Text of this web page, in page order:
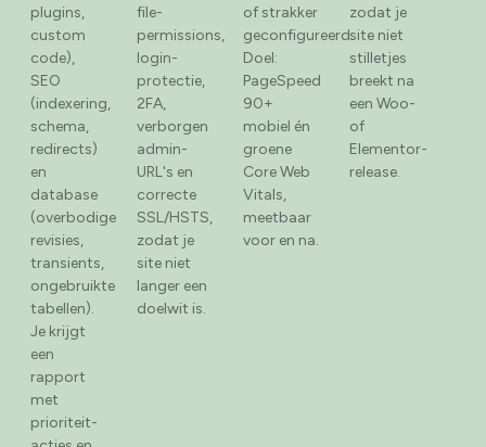
plugins,
custom
code),
SEO
(indexering,
schema,
redirects)
en
database
(overbodige
revisies,
transients,
ongebruikte
tabellen).
Je krijgt
een
rapport
met
prioriteit-
file-
permissions,
login-
protectie,
2FA,
verborgen
admin-
URL's en
correcte
SSL/HSTS,
zodat je
site niet
langer een
doelwit is.
of strakker
geconfigureerd.
Doel:
PageSpeed
90+
mobiel én
groene
Core Web
Vitals,
meetbaar
voor en na.
zodat je
site niet
stilletjes
breekt na
een Woo-
of
Elementor-
release.